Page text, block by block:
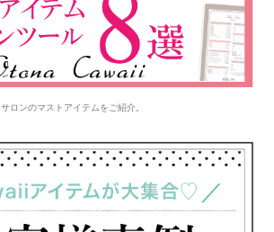
サロンのマストアイテムをご紹介。